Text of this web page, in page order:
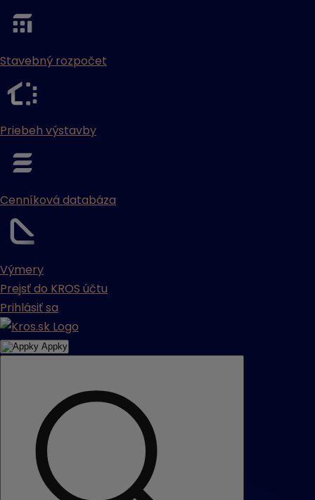
Stavebný rozpočet
Priebeh výstavby
Cenníková databáza
Výmery
Prejsť do KROS účtu
Prihlásiť sa
Appky